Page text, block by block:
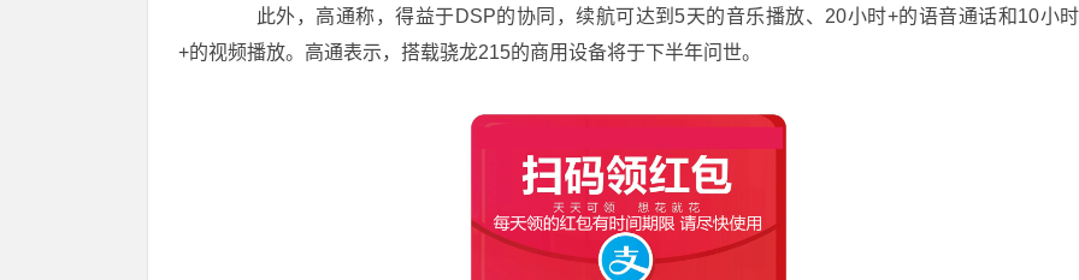
此外，高通称，得益于DSP的协同，续航可达到5天的音乐播放、20小时+的语音通话和10小时
+的视频播放。高通表示，搭载骁龙215的商用设备将于下半年问世。